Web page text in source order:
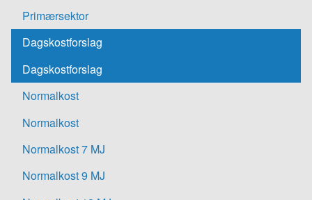
Primærsektor
Dagskostforslag
Dagskostforslag
Normalkost
Normalkost
Normalkost 7 MJ
Normalkost 9 MJ